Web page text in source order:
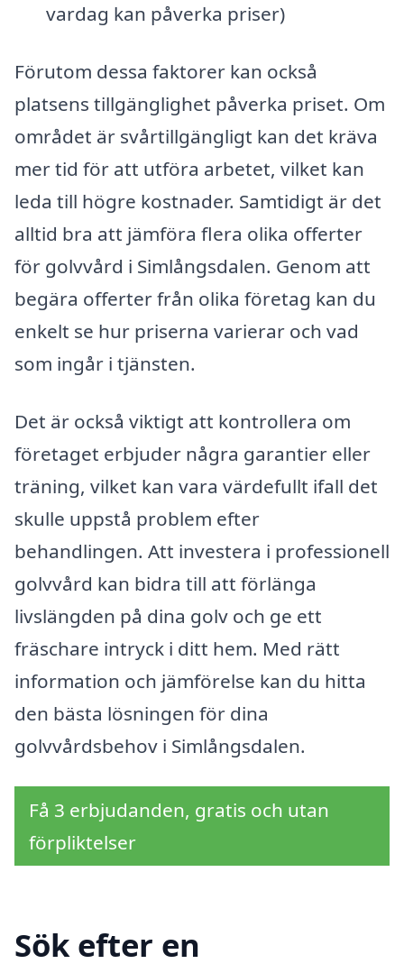
vardag kan påverka priser)
Förutom dessa faktorer kan också
platsens tillgänglighet påverka priset. Om
området är svårtillgängligt kan det kräva
mer tid för att utföra arbetet, vilket kan
leda till högre kostnader. Samtidigt är det
alltid bra att jämföra flera olika offerter
för golvvård i Simlångsdalen. Genom att
begära offerter från olika företag kan du
enkelt se hur priserna varierar och vad
som ingår i tjänsten.
Det är också viktigt att kontrollera om
företaget erbjuder några garantier eller
träning, vilket kan vara värdefullt ifall det
skulle uppstå problem efter
behandlingen. Att investera i professionell
golvvård kan bidra till att förlänga
livslängden på dina golv och ge ett
fräschare intryck i ditt hem. Med rätt
information och jämförelse kan du hitta
den bästa lösningen för dina
golvvårdsbehov i Simlångsdalen.
Få 3 erbjudanden, gratis och utan
förpliktelser
Sök efter en